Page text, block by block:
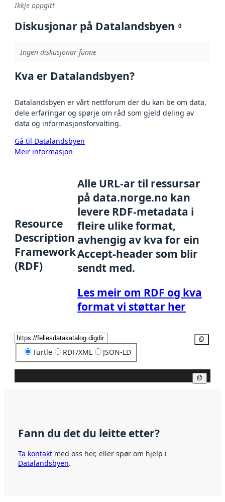
Ikkje oppgitt
Diskusjonar på Datalandsbyen 0
Ingen diskusjonar funne
Kva er Datalandsbyen?
Datalandsbyen er vårt nettforum der du kan be om data,
dele erfaringar og spørje om råd som gjeld deling av
data og informasjonsforvalting.
Gå til Datalandsbyen
Meir informasjon
Resource
Description
Framework
(RDF)
Alle URL-ar til ressursar
på data.norge.no kan
levere RDF-metadata i
fleire ulike format,
avhengig av kva for ein
Accept-header som blir
sendt med.
Les meir om RDF og kva
format vi støttar her
Turtle RDF/XML JSON-LD
Fann du det du leitte etter?
Ta kontakt med oss her, eller spør om hjelp i
Datalandsbyen.